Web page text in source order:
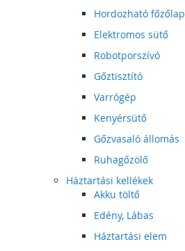
Hordozható főzőlap
Elektromos sütő
Robotporszívó
Gőztisztító
Varrógép
Kenyérsütő
Gőzvasaló állomás
Ruhagőzölő
Háztartási kellékek
Akku töltő
Edény, Lábas
Háztartási elem